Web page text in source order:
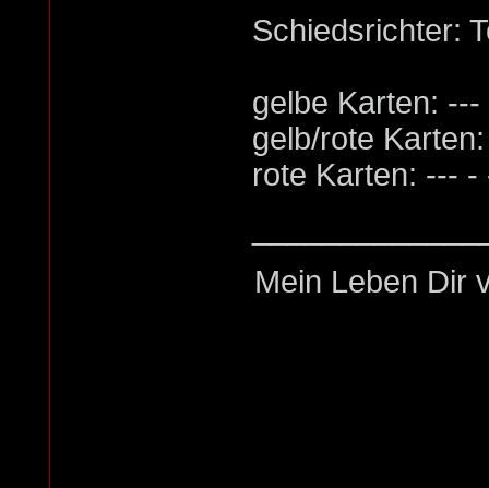
Schiedsrichter:
gelbe Karten:
gelb/rote
rote Karten: --- -
Mein Leben Dir